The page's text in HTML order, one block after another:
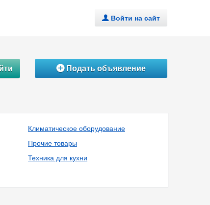
. Войти на сайт
ÁПодать объявление
Климатическое оборудование
Прочие товары
Техника для кухни